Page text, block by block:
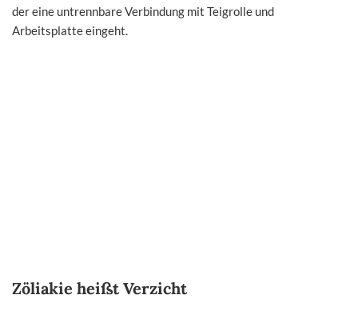
der eine untrennbare Verbindung mit Teigrolle und
Arbeitsplatte eingeht.
Zöliakie heißt Verzicht